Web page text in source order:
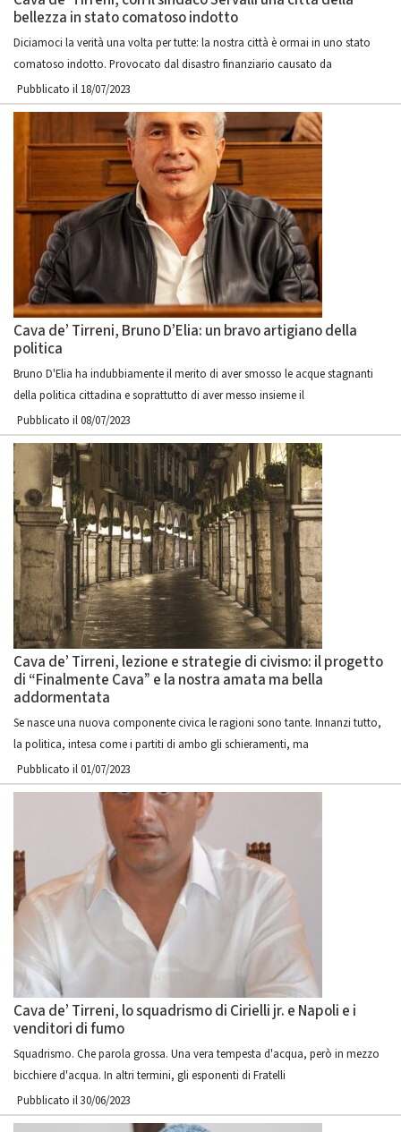
bellezza in stato comatoso indotto
Diciamoci la verità una volta per tutte: la nostra città è ormai in uno stato
comatoso indotto. Provocato dal disastro finanziario causato da
Pubblicato il 18/07/2023
Cava de’ Tirreni, Bruno D’Elia: un bravo artigiano della
politica
Bruno D'Elia ha indubbiamente il merito di aver smosso le acque stagnanti
della politica cittadina e soprattutto di aver messo insieme il
Pubblicato il 08/07/2023
Cava de’ Tirreni, lezione e strategie di civismo: il progetto
di “Finalmente Cava” e la nostra amata ma bella
addormentata
Se nasce una nuova componente civica le ragioni sono tante. Innanzi tutto,
la politica, intesa come i partiti di ambo gli schieramenti, ma
Pubblicato il 01/07/2023
Cava de’ Tirreni, lo squadrismo di Cirielli jr. e Napoli e i
venditori di fumo
Squadrismo. Che parola grossa. Una vera tempesta d'acqua, però in mezzo
bicchiere d'acqua. In altri termini, gli esponenti di Fratelli
Pubblicato il 30/06/2023